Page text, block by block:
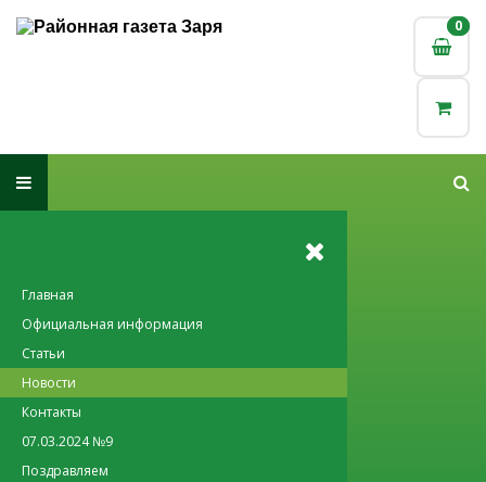
0
0
Главная
Официальная информация
Статьи
Новости
Контакты
07.03.2024 №9
Поздравляем